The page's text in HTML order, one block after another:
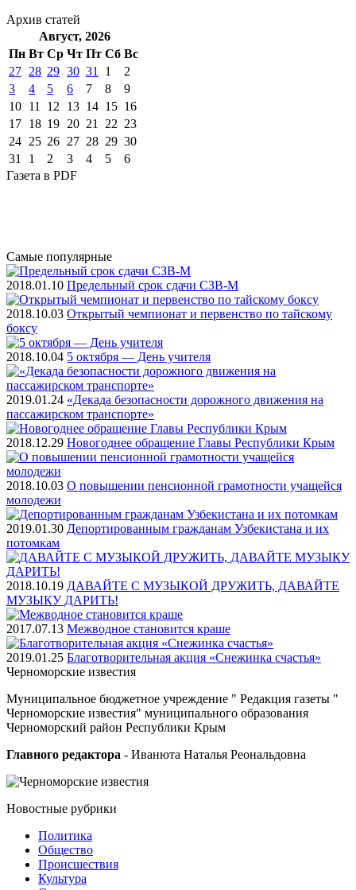
Архив статей
Август, 2026
Пн Вт Ср Чт Пт Cб Вс
27 28 29 30 31 1
2
3
4 5 6 7 8
9
10 11 12 13 14 15 16
17 18 19 20 21 22 23
24 25 26 27 28 29 30
31
1 2 3 4 5
6
Газета в PDF
Самые популярные
2018.01.10 Предельный срок сдачи СЗВ-М
2018.10.03 Открытый чемпионат и первенство по тайскому
боксу
2018.10.04 5 октября — День учителя
2019.01.24 «Декада безопасности дорожного движения на
пассажирском транспорте»
2018.12.29 Новогоднее обращение Главы Республики Крым
2018.10.03 О повышении пенсионной грамотности учащейся
молодежи
2019.01.30 Депортированным гражданам Узбекистана и их
потомкам
2018.10.19 ДАВАЙТЕ С МУЗЫКОЙ ДРУЖИТЬ, ДАВАЙТЕ
МУЗЫКУ ДАРИТЬ!
2017.07.13 Межводное становится краше
2019.01.25 Благотворительная акция «Снежинка счастья»
Черноморские известия
Муниципальное бюджетное учреждение " Редакция газеты "
Черноморские известия" муниципального образования
Черноморский район Республики Крым
Главного редактора - Иванюта Наталья Реональдовна
Новостные рубрики
Политика
Общество
Проиcшествия
Культура